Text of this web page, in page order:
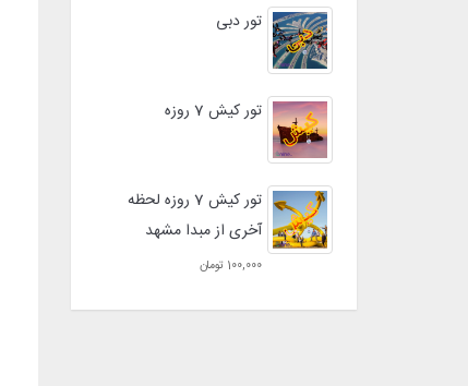
تور دبی
تور کیش 7 روزه
تور کیش 7 روزه لحظه
آخری از مبدا مشهد
100,000 تومان